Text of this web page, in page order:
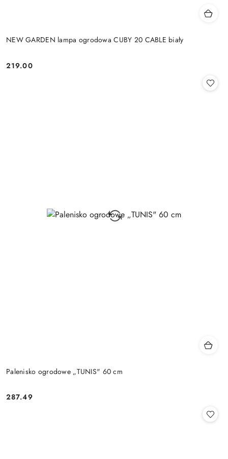
NEW GARDEN lampa ogrodowa CUBY 20 CABLE biały
Cena:
219.00
Palenisko ogrodowe „TUNIS" 60 cm
Cena:
287.49